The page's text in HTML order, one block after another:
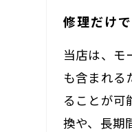
修理だけ
当店は、モ
も含まれる
ることが可
換や、長期